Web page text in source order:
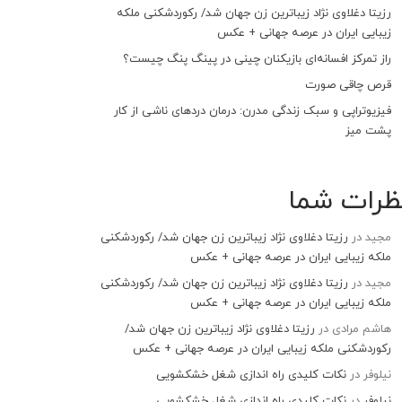
رزیتا دغلاوی نژاد زیباترین زن جهان شد/ رکوردشکنی ملکه
زیبایی ایران در عرصه جهانی + عکس
راز تمرکز افسانه‌ای بازیکنان چینی در پینگ پنگ چیست؟
قرص چاقی صورت
فیزیوتراپی و سبک زندگی مدرن: درمان دردهای ناشی از کار
پشت میز
شما
مجیددر رزیتا دغلاوی نژاد زیباترین زن جهان شد/ رکوردشکنی
ملکه زیبایی ایران در عرصه جهانی + عکس
مجیددر رزیتا دغلاوی نژاد زیباترین زن جهان شد/ رکوردشکنی
ملکه زیبایی ایران در عرصه جهانی + عکس
هاشم مرادی در رزیتا دغلاوی نژاد زیباترین زن جهان شد/
رکوردشکنی ملکه زیبایی ایران در عرصه جهانی + عکس
نیلوفر در نکات کلیدی راه اندازی شغل خشکشویی